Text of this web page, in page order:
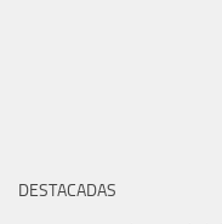
DESTACADAS